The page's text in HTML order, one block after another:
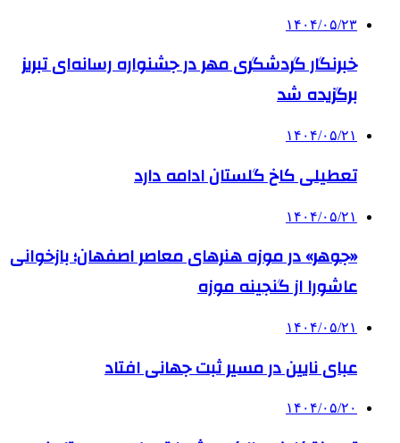
۱۴۰۴/۰۵/۲۳
خبرنگار گردشگری مهر در جشنواره رسانه‌ای تبریز
برگزیده شد
۱۴۰۴/۰۵/۲۱
تعطیلی کاخ گلستان ادامه دارد
۱۴۰۴/۰۵/۲۱
«جوهر» در موزه هنرهای معاصر اصفهان؛ بازخوانی
عاشورا از گنجینه موزه
۱۴۰۴/۰۵/۲۱
عبای نایین در مسیر ثبت جهانی افتاد
۱۴۰۴/۰۵/۲۰